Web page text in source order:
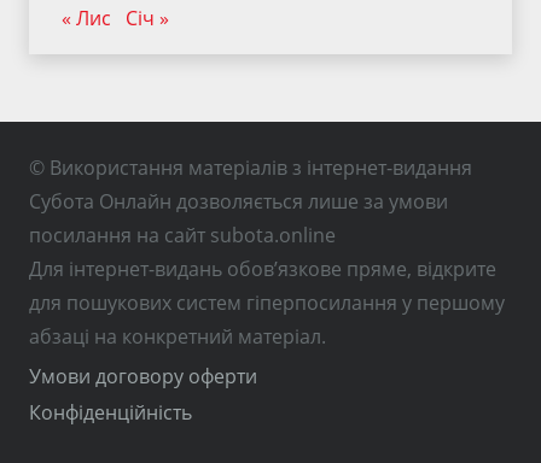
« Лис Січ »
© Використання матеріалів з інтернет-видання
Субота Онлайн дозволяється лише за умови
посилання на сайт subota.online
Для інтернет-видань обов’язкове пряме, відкрите
для пошукових систем гіперпосилання у першому
абзаці на конкретний матеріал.
Умови договору оферти
Конфіденційність